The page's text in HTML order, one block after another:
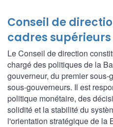
Conseil de
cadres
Le Conseil de direction
chargé des politiques de la
gouverneur, du premier
sous-gouverneurs. Il est
politique monétaire, des
solidité et la stabilité du
l'orientation stratégique de la